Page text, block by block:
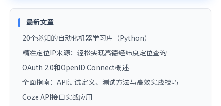
最新文章
20个必知的自动化机器学习库（Python）
精准定位IP来源：轻松实现高德经纬度定位查询
OAuth 2.0和OpenID Connect概述
全面指南：API测试定义、测试方法与高效实践技巧
Coze API接口实战应用